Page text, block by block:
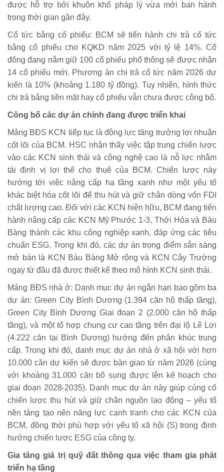
được hỗ trợ bởi khuôn khổ pháp lý vừa mới ban hành
trong thời gian gần đây.
Cổ tức bằng cổ phiếu: BCM sẽ tiến hành chi trả cổ tức
bằng cổ phiếu cho KQKD năm 2025 với tỷ lệ 14%. Cổ
đông đang nắm giữ 100 cổ phiếu phổ thông sẽ được nhận
14 cổ phiếu mới. Phương án chi trả cổ tức năm 2026 dự
kiến là 10% (khoảng 1.180 tỷ đồng). Tuy nhiên, hình thức
chi trả bằng tiền mặt hay cổ phiếu vẫn chưa được công bố.
Công bố các dự án chính đang được triển khai
Mảng BĐS KCN tiếp tục là động lực tăng trưởng lợi nhuận
cốt lõi của BCM. HSC nhận thấy việc tập trung chiến lược
vào các KCN sinh thái và công nghệ cao là nỗ lực nhằm
tái định vị lợi thế cho thuê của BCM. Chiến lược này
hướng tới việc nâng cấp hạ tầng xanh như một yếu tố
khác biệt hóa cốt lõi để thu hút và giữ chân dòng vốn FDI
chất lượng cao. Đối với các KCN hiện hữu, BCM đang tiến
hành nâng cấp các KCN Mỹ Phước 1-3, Thới Hòa và Bàu
Bàng thành các khu công nghiệp xanh, đáp ứng các tiêu
chuẩn ESG. Trong khi đó, các dự án trọng điểm sẵn sàng
mở bán là KCN Bàu Bàng Mở rộng và KCN Cây Trường
ngay từ đầu đã được thiết kế theo mô hình KCN sinh thái.
Mảng BĐS nhà ở: Danh mục dự án ngắn hạn bao gồm ba
dự án: Green City Bình Dương (1.394 căn hộ thấp tầng),
Green City Bình Dương Giai đoạn 2 (2.000 căn hộ thấp
tầng), và một tổ hợp chung cư cao tầng trên đại lộ Lê Lợi
(4.222 căn tại Bình Dương) hướng đến phân khúc trung
cấp. Trong khi đó, danh mục dự án nhà ở xã hội với hơn
10.000 căn dự kiến sẽ được bàn giao từ năm 2026 (cùng
với khoảng 31.000 căn bổ sung được lên kế hoạch cho
giai đoạn 2028-2035). Danh mục dự án này giúp củng cố
chiến lược thu hút và giữ chân nguồn lao động – yếu tố
nền tảng tạo nên năng lực cạnh tranh cho các KCN của
BCM, đồng thời phù hợp với yếu tố xã hội (S) trong định
hướng chiến lược ESG của công ty.
Gia tăng giá trị quỹ đất thông qua việc tham gia phát
triển hạ tầng